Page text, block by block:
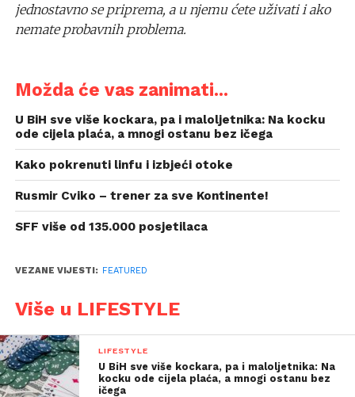
jednostavno se priprema, a u njemu ćete uživati i ako
nemate probavnih problema.
Možda će vas zanimati...
U BiH sve više kockara, pa i maloljetnika: Na kocku
ode cijela plaća, a mnogi ostanu bez ičega
Kako pokrenuti linfu i izbjeći otoke
Rusmir Cviko – trener za sve Kontinente!
SFF više od 135.000 posjetilaca
VEZANE VIJESTI: FEATURED
Više u LIFESTYLE
LIFESTYLE
U BiH sve više kockara, pa i maloljetnika: Na
kocku ode cijela plaća, a mnogi ostanu bez
ičega